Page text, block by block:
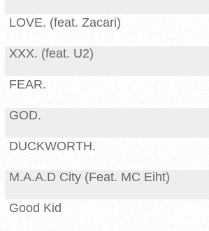
LOVE. (feat. Zacari)
XXX. (feat. U2)
FEAR.
GOD.
DUCKWORTH.
M.A.A.D City (Feat. MC Eiht)
Good Kid